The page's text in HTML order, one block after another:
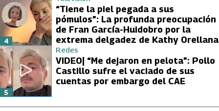
“Tiene la piel pegada a sus
pómulos”: La profunda preocupación
de Fran García-Huidobro por la
extrema delgadez de Kathy Orellana
4
Redes
VIDEO| “Me dejaron en pelota”: Pollo
Castillo sufre el vaciado de sus
cuentas por embargo del CAE
5